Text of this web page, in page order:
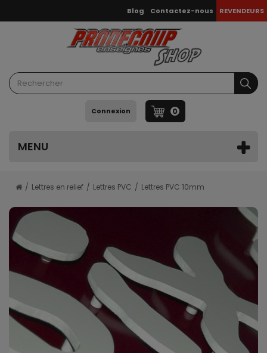
Blog Contactez-nous REVENDEURS
Connexion 0
MENU
Lettres en relief Lettres PVC Lettres PVC 10mm